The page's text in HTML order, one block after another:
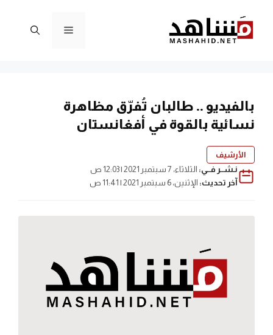
المحتوى
القائمة
بالفيديو .. طالبان تُفرّق مظاهرة
نسائية بالقوة في أفغانستان
الأرشيف
نـشــر فــي: الثلاثاء، 7 سبتمبر 2021 | 12:03 ص
آخر تحديث: الإثنين، 6 سبتمبر 2021 | 11:41 ص